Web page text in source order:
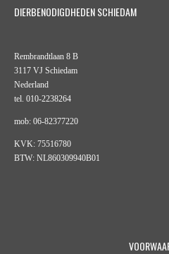
DIERBENODIGDHEDEN SCHIEDAM
Rembrandtlaan 8 B
3117 VJ Schiedam
Nederland
tel. 010-2238264
mob: 06-82377220
KVK: 75516780
BTW: NL860309940B01